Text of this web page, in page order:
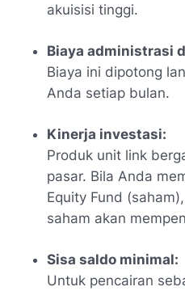
akuisisi tinggi.
Biaya administrasi
Biaya ini dipotong
Anda setiap bulan.
Kinerja investasi:
Produk unit link
pasar. Bila Anda
Equity Fund
saham akan
Sisa saldo minimal:
Untuk pencairan